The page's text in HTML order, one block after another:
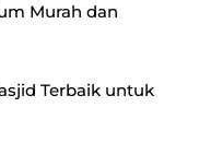
Murah dan
Terbaik untuk